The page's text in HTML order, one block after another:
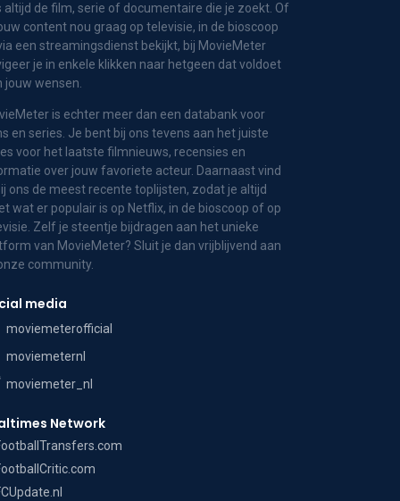
altijd de film, serie of documentaire die je zoekt. Of
content nou graag op televisie, in de bioscoop
een streamingsdienst bekijkt, bij MovieMeter
je in enkele klikken naar hetgeen dat voldoet
jouw wensen.
is echter meer dan een databank voor
en series. Je bent bij ons tevens aan het juiste
voor het laatste filmnieuws, recensies en
over jouw favoriete acteur. Daarnaast vind
ons de meest recente toplijsten, zodat je altijd
wat er populair is op Netflix, in de bioscoop of op
Zelf je steentje bijdragen aan het unieke
van MovieMeter? Sluit je dan vrijblijvend aan
community.
media
moviemeterofficial
moviemeternl
moviemeter_nl
Network